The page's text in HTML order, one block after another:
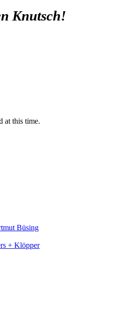
Knutsch!
at this time.
Büsing
+ Klöpper